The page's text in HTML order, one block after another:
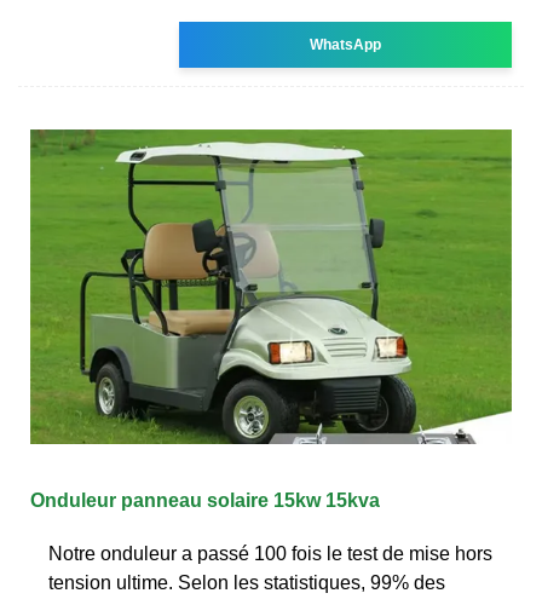
WhatsApp
Onduleur panneau solaire 15kw 15kva
Notre onduleur a passé 100 fois le test de mise hors
tension ultime. Selon les statistiques, 99% des